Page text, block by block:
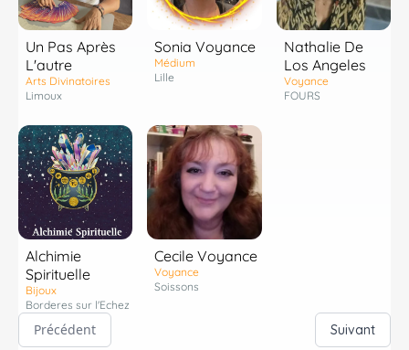
Un Pas Après
L'autre
Arts Divinatoires
Limoux
Sonia Voyance
Médium
Lille
Nathalie De
Los Angeles
Voyance
FOURS
Alchimie
Spirituelle
Bijoux
Borderes sur l'Echez
Cecile Voyance
Voyance
Soissons
Précédent Suivant